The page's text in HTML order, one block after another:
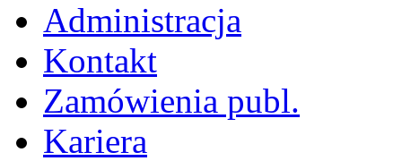
Administracja
Kontakt
Zamówienia publ.
Kariera